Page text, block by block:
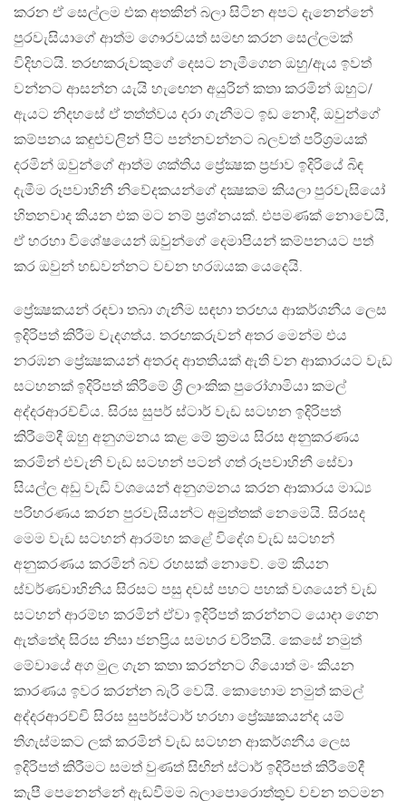
කරන ඒ සෙල්ලම එක අතකින් බලා සිටින අපට දැනෙන්නේ
පුරවැසියාගේ ආත්ම ගෞරවයත් සමඟ කරන සෙල්ලමක්
විදිහටයි. තරඟකරුවකුගේ දෙසට නැමීගෙන ඔහු/ඇය ඉවත්
වන්නට ආසන්න යැයි හැඟෙන අයුරින් කතා කරමින් ඔහුට/
ඇයට නිදහසේ ඒ තත්ත්වය දරා ගැනීමට ඉඩ නොදී, ඔවුන්ගේ
කම්පනය කඳුළුවලින් පිට පන්නවන්නට බලවත් පරිශ්‍රමයක්
දරමින් ඔවුන්ගේ ආත්ම ශක්තිය ප්‍රේක්‍ෂක ප්‍රජාව ඉදිරියේ බිඳ
දැමීම රූපවාහිනී නිවේදකයන්ගේ දක්‍ෂකම කියලා පුරවැසියෝ
හිතනවාද කියන එක මට නම් ප්‍රශ්නයක්. එපමණක් නොවෙයි,
ඒ හරහා විශේෂයෙන් ඔවුන්ගේ දෙමාපියන් කම්පනයට පත්
කර ඔවුන් හඬවන්නට වචන හරඹයක යෙදෙයි.
ප්‍රේක්‍ෂකයන් රඳවා තබා ගැනීම සඳහා තරඟය ආකර්ශනීය ලෙස
ඉදිරිපත් කිරීම වැදගත්ය. තරඟකරුවන් අතර මෙන්ම එය
නරඹන ප්‍රේක්‍ෂකයන් අතරද ආතතියක් ඇති වන ආකාරයට වැඩ
සටහනක් ඉදිරිපත් කිරීමේ ශ්‍රී ලාංකික පුරෝගාමියා කමල්
අද්දරආරච්චිය. සිරස සුපර් ස්ටාර් වැඩ සටහන ඉදිරිපත්
කිරීමේදී ඔහු අනුගමනය කළ මේ ක්‍රමය සිරස අනුකරණය
කරමින් එවැනි වැඩ සටහන් පටන් ගත් රූපවාහිනී සේවා
සියල්ල අඩු වැඩි වශයෙන් අනුගමනය කරන ආකාරය මාධ්‍ය
පරිහරණය කරන පුරවැසියන්ට අමුත්තක් නෙමෙයි. සිරසද
මෙම වැඩ සටහන් ආරම්භ කළේ විදේශ වැඩ සටහන්
අනුකරණය කරමින් බව රහසක් නොවේ. මේ කියන
ස්වර්ණවාහිනිය සිරසට පසු දවස් පහට පහක් වශයෙන් වැඩ
සටහන් ආරම්භ කරමින් ඒවා ඉදිරිපත් කරන්නට යොදා ගෙන
ඇත්තේද සිරස නිසා ජනප්‍රිය සමහර චරිතයි. කෙසේ නමුත්
මේවායේ අග මුල ගැන කතා කරන්නට ගියොත් මං කියන
කාරණය ඉවර කරන්න බැරි වෙයි. කොහොම නමුත් කමල්
අද්දරආරච්චි සිරස සුපර්ස්ටාර් හරහා ප්‍රේක්‍ෂකයන්ද යම්
තිගැස්මකට ලක් කරමින් වැඩ සටහන ආකර්ශනීය ලෙස
ඉදිරිපත් කිරීමට සමත් වුණත් සිඟින් ස්ටාර් ඉදිරිපත් කිරීමේදී
කැපී පෙනෙන්නේ ඇඬවීමම බලාපොරොත්තුව වචන තටමන